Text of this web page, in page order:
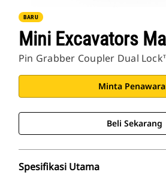
BARU
Mini Excavators
Pin Grabber Coupler Dual
Minta
Beli Sekarang
Spesifikasi Utama